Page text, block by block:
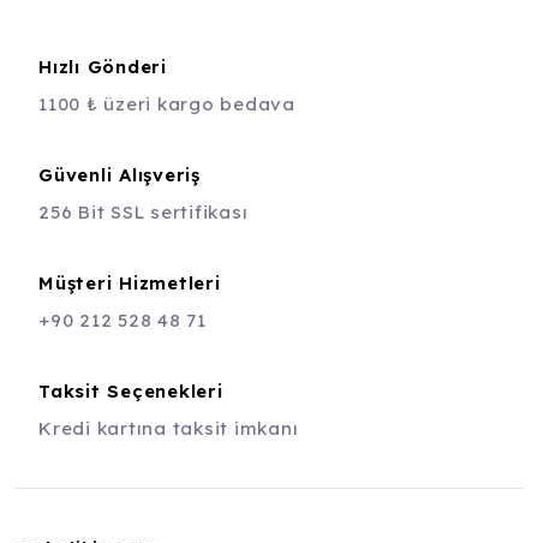
Hızlı Gönderi
1100 ₺ üzeri kargo bedava
Güvenli Alışveriş
256 Bit SSL sertifikası
Müşteri Hizmetleri
+90 212 528 48 71
Taksit Seçenekleri
Kredi kartına taksit imkanı